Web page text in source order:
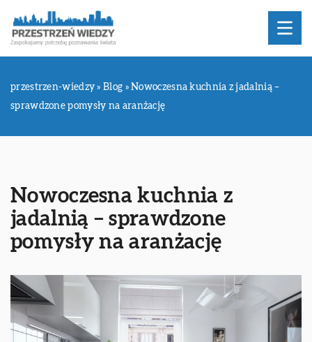
przestrzen-wiedzy »Blog »Nowoczesna kuchnia z jadalnią –
sprawdzone pomysły na aranżację
Nowoczesna kuchnia z
jadalnią – sprawdzone
pomysły na aranżację